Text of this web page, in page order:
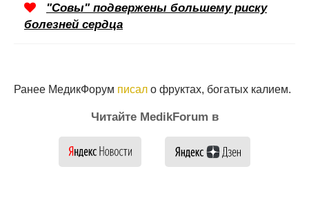
"Совы" подвержены большему риску
болезней сердца
Ранее МедикФорум писал о фруктах, богатых калием.
Читайте MedikForum в